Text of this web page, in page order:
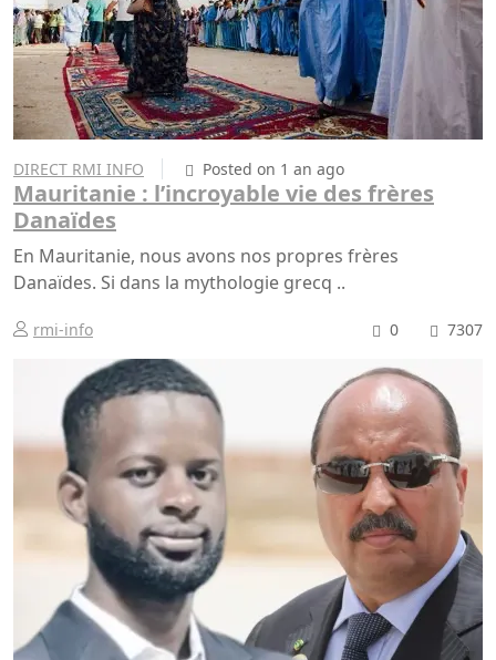
DIRECT RMI INFO Posted on 1 an ago
Mauritanie : l’incroyable vie des frères
Danaïdes
En Mauritanie, nous avons nos propres frères
Danaïdes. Si dans la mythologie grecq ..
rmi-info 0 7307